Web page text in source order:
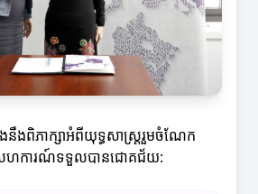
នឹងពិភាក្សាអំពីយុទ្ធសាស្រ្តរួមចំណែក
សហការណ៍ទទួលបានជោគជ័យ: